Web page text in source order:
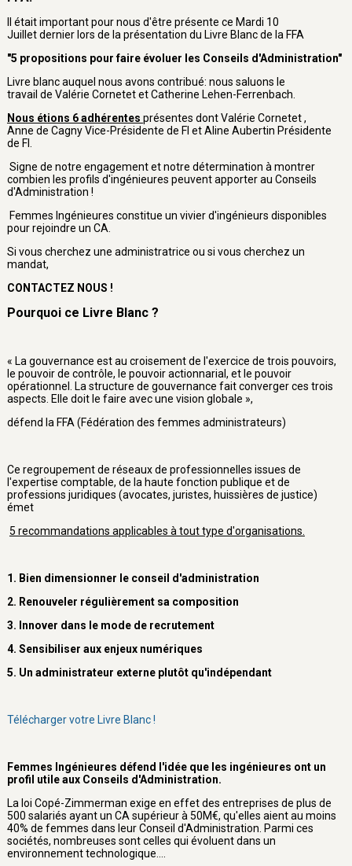
Il était important pour nous d'être présente ce Mardi 10
Juillet dernier lors de la présentation du Livre Blanc de la FFA
"5 propositions pour faire évoluer les Conseils d'Administration"
Livre blanc auquel nous avons contribué: nous saluons le
travail de Valérie Cornetet et Catherine Lehen-Ferrenbach.
Nous étions 6 adhérentes présentes dont Valérie Cornetet ,
Anne de Cagny Vice-Présidente de FI et Aline Aubertin Présidente
de FI.
Signe de notre engagement et notre détermination à montrer
combien les profils d'ingénieures peuvent apporter au Conseils
d'Administration !
Femmes Ingénieures constitue un vivier d'ingénieurs disponibles
pour rejoindre un CA.
Si vous cherchez une administratrice ou si vous cherchez un
mandat,
CONTACTEZ NOUS !
Pourquoi ce Livre Blanc ?
« La gouvernance est au croisement de l'exercice de trois pouvoirs,
le pouvoir de contrôle, le pouvoir actionnarial, et le pouvoir
opérationnel. La structure de gouvernance fait converger ces trois
aspects. Elle doit le faire avec une vision globale »,
défend la FFA (Fédération des femmes administrateurs)
Ce regroupement de réseaux de professionnelles issues de
l'expertise comptable, de la haute fonction publique et de
professions juridiques (avocates, juristes, huissières de justice)
émet
5 recommandations applicables à tout type d'organisations.
1. Bien dimensionner le conseil d'administration
2. Renouveler régulièrement sa composition
3. Innover dans le mode de recrutement
4. Sensibiliser aux enjeux numériques
5. Un administrateur externe plutôt qu'indépendant
Télécharger votre Livre Blanc !
Femmes Ingénieures défend l'idée que les ingénieures ont un
profil utile aux Conseils d'Administration.
La loi Copé-Zimmerman exige en effet des entreprises de plus de
500 salariés ayant un CA supérieur à 50M€, qu'elles aient au moins
40% de femmes dans leur Conseil d'Administration. Parmi ces
sociétés, nombreuses sont celles qui évoluent dans un
environnement technologique....